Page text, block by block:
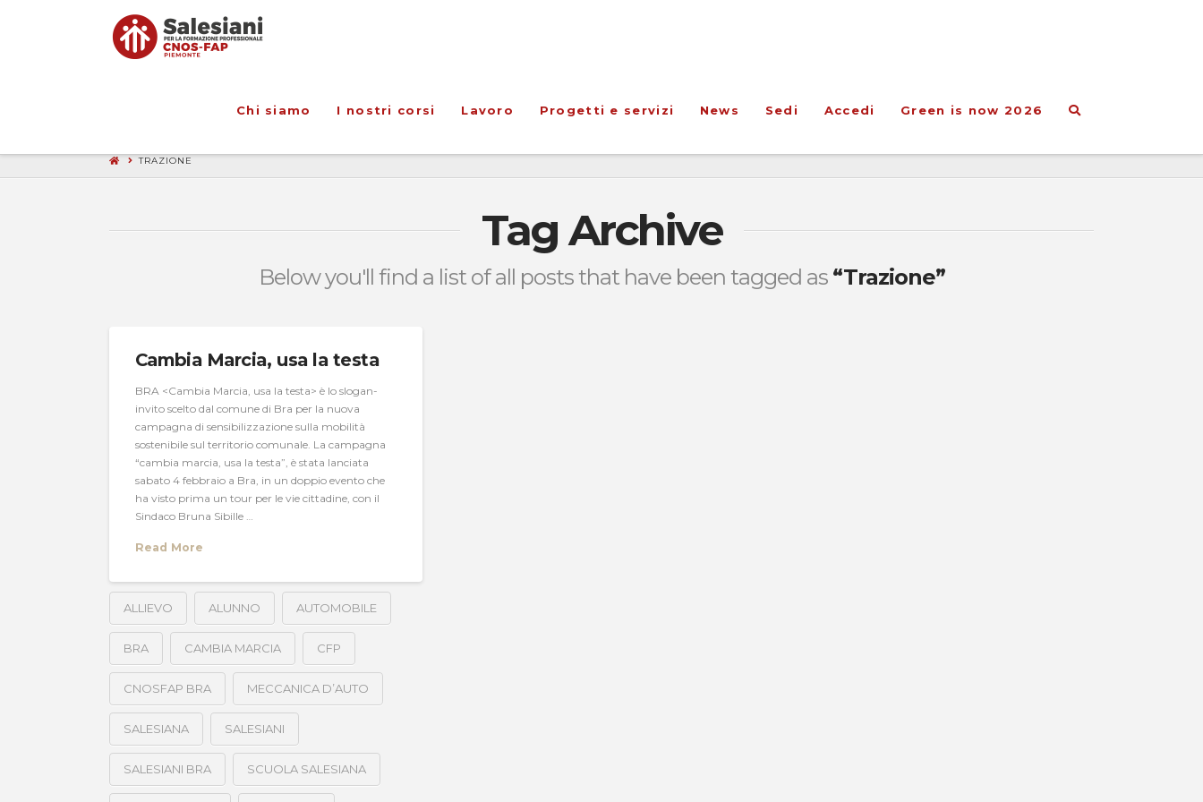
Chi siamo I nostri corsi Lavoro Progetti e servizi News Sedi Accedi Green is now 2026
TRAZIONE
Tag Archive
Below you'll find a list of all posts that have been tagged as “Trazione”
Cambia Marcia, usa la testa
BRA <Cambia Marcia, usa la testa> è lo slogan-
invito scelto dal comune di Bra per la nuova
campagna di sensibilizzazione sulla mobilità
sostenibile sul territorio comunale. La campagna
“cambia marcia, usa la testa”, è stata lanciata
sabato 4 febbraio a Bra, in un doppio evento che
ha visto prima un tour per le vie cittadine, con il
Sindaco Bruna Sibille …
Read More
ALLIEVO ALUNNO AUTOMOBILE
BRA CAMBIA MARCIA CFP
CNOSFAP BRA MECCANICA D’AUTO
SALESIANA SALESIANI
SALESIANI BRA SCUOLA SALESIANA